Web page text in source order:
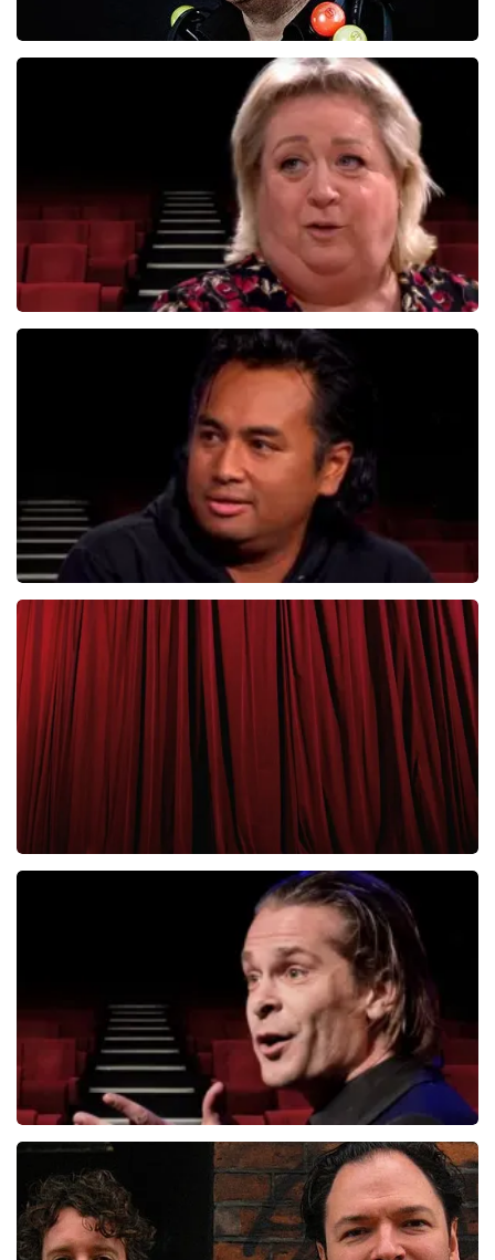
reviews
Christel De Laat
reviews
Daniel Arends
reviews
Hans Teeuwen
reviews
BEKIJKEN